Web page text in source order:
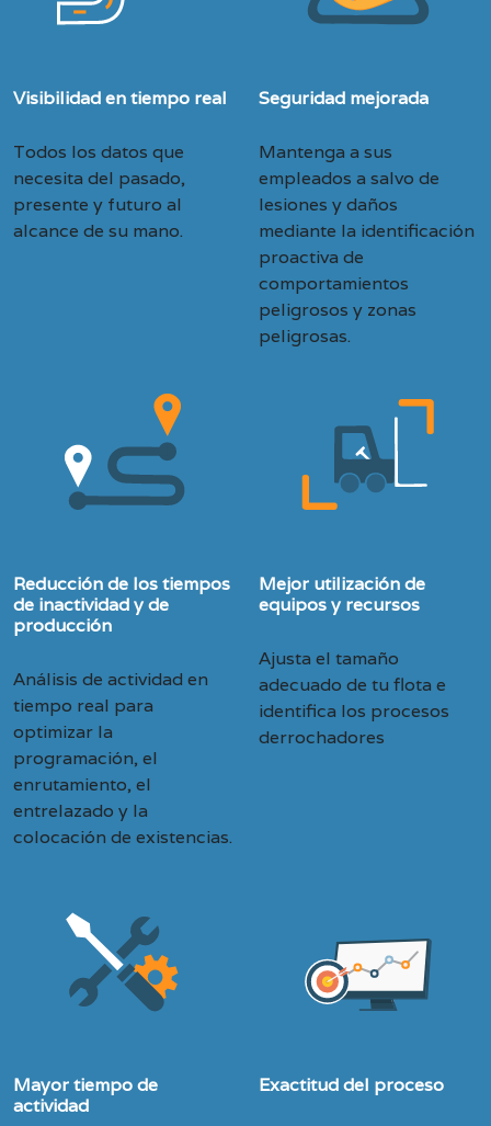
Visibilidad en tiempo real
Todos los datos que
necesita del pasado,
presente y futuro al
alcance de su mano.
Seguridad mejorada
Mantenga a sus
empleados a salvo de
lesiones y daños
mediante la identificación
proactiva de
comportamientos
peligrosos y zonas
peligrosas.
Reducción de los tiempos
de inactividad y de
producción
Análisis de actividad en
tiempo real para
optimizar la
programación, el
enrutamiento, el
entrelazado y la
colocación de existencias.
Mejor utilización de
equipos y recursos
Ajusta el tamaño
adecuado de tu flota e
identifica los procesos
derrochadores
Mayor tiempo de
actividad
Exactitud del proceso